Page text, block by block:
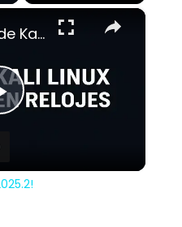
×
Play
Video
¡Novedades de Kali Linux 2025.2!